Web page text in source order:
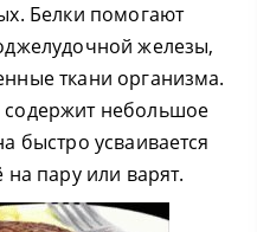
Белки помогают
железы,
ткани организма.
небольшое
быстро усваивается
пару или варят.